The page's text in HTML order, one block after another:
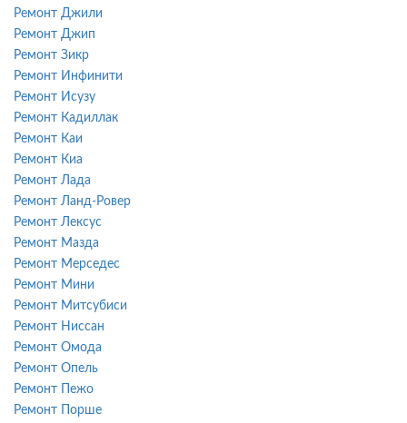
Ремонт Джили
Ремонт Джип
Ремонт Зикр
Ремонт Инфинити
Ремонт Исузу
Ремонт Кадиллак
Ремонт Каи
Ремонт Киа
Ремонт Лада
Ремонт Ланд-Ровер
Ремонт Лексус
Ремонт Мазда
Ремонт Мерседес
Ремонт Мини
Ремонт Митсубиси
Ремонт Ниссан
Ремонт Омода
Ремонт Опель
Ремонт Пежо
Ремонт Порше